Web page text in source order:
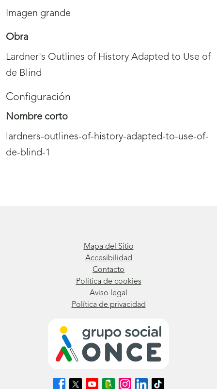
Imagen grande
Obra
Lardner's Outlines of History Adapted to Use of
de Blind
Configuración
Nombre corto
lardners-outlines-of-history-adapted-to-use-of-
de-blind-1
Mapa del Sitio
Accesibilidad
Contacto
Política de cookies
Aviso legal
Política de privacidad
SíguenosSíguenosSíguenosSíguenosSíguenosSíguenosSíguenos